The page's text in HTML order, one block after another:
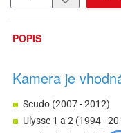
POPIS
Kamera je
Scudo (2007 - 2012)
Ulysse 1 a 2 (1994 -